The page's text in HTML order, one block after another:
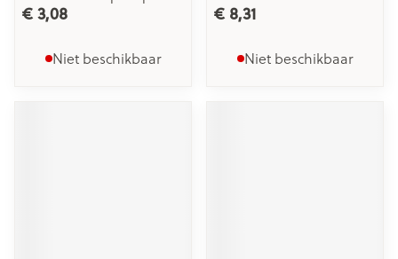
€ 3,08
Niet beschikbaar
€ 8,31
Niet beschikbaar